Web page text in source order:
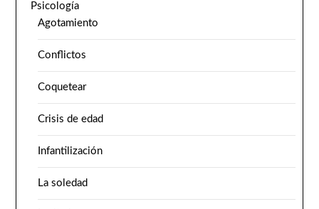
Psicología
Agotamiento
Conflictos
Coquetear
Crisis de edad
Infantilización
La soledad